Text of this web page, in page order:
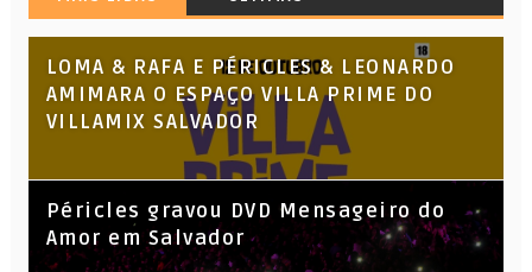
LOMA & RAFA E PÉRICLES & LEONARDO
AMIMARA O ESPAÇO VILLA PRIME DO
VILLAMIX SALVADOR
Péricles gravou DVD Mensageiro do
Amor em Salvador